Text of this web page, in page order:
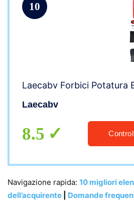
10
Laecabv Forbici Potatura
Laecabv
8.5
Navigazione rapida: 10 migliori
dell’acquirente
Domande